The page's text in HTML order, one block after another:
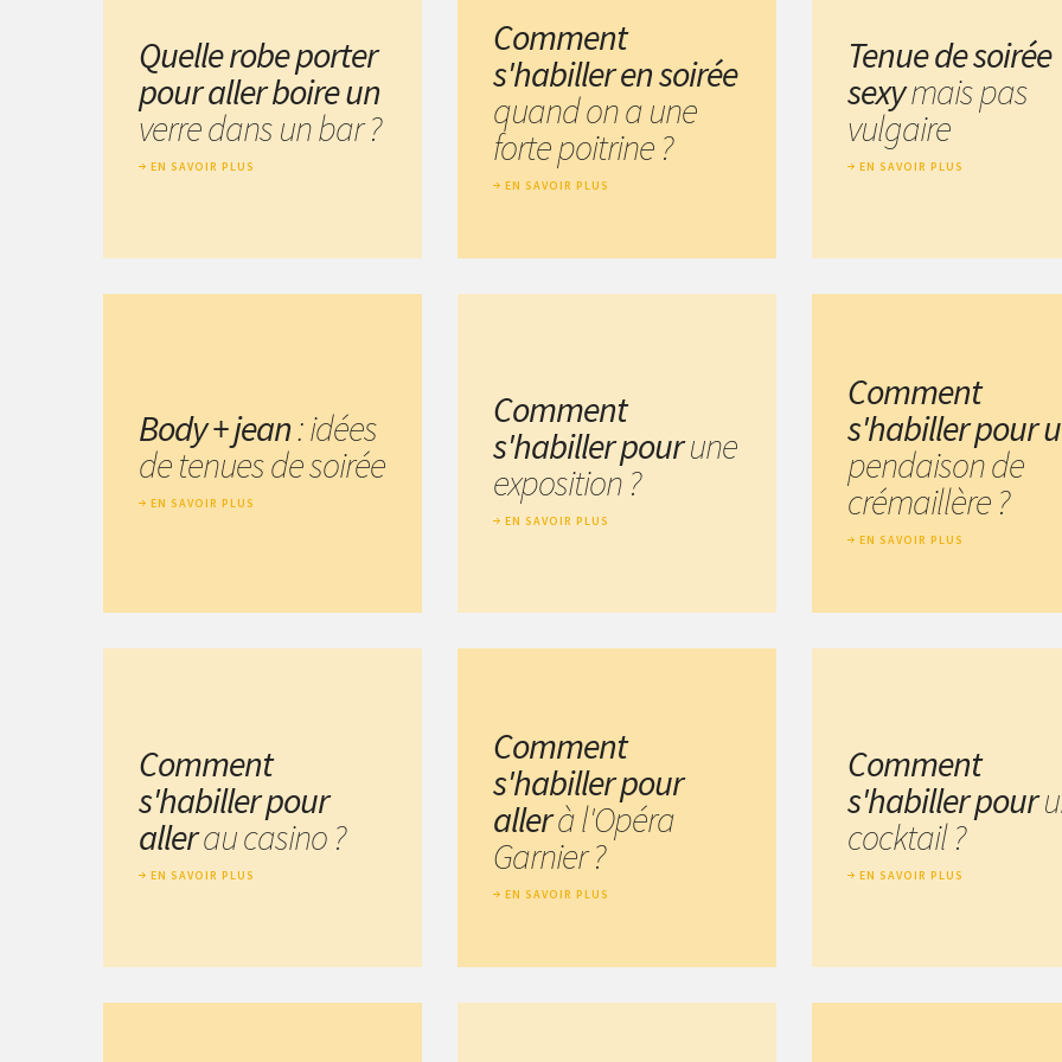
Quelle robe porter
pour aller boire un
verre dans un bar ?
EN SAVOIR PLUS
Comment
s'habiller en soirée
quand on a une
forte poitrine ?
EN SAVOIR PLUS
Tenue de soirée
sexymais pas
vulgaire
EN SAVOIR PLUS
Body + jean: idées
de tenues de soirée
EN SAVOIR PLUS
Comment
s'habiller pourune
exposition ?
EN SAVOIR PLUS
Comment
s'habiller pour
pendaison de
crémaillère ?
EN SAVOIR PLUS
Comment
s'habiller pour
allerau casino ?
EN SAVOIR PLUS
Comment
s'habiller pour
allerà l'Opéra
Garnier ?
EN SAVOIR PLUS
Comment
s'habiller pour
cocktail ?
EN SAVOIR PLUS